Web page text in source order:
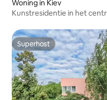
Woning in Kiev
Kunstresidentie in het
Superhost
Superhost